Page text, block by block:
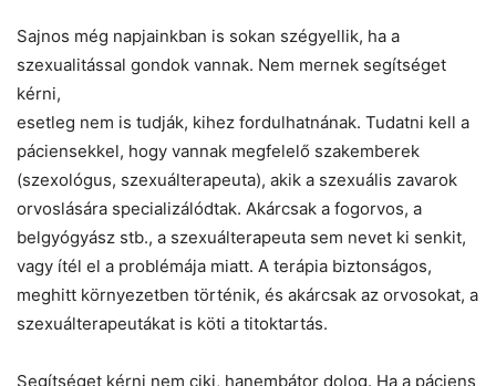
Sajnos még napjainkban is sokan szégyellik, ha a
szexualitással gondok vannak. Nem mernek segítséget
kérni,
esetleg nem is tudják, kihez fordulhatnának. Tudatni kell a
páciensekkel, hogy vannak megfelelő szakemberek
(szexológus, szexuálterapeuta), akik a szexuális zavarok
orvoslására specializálódtak. Akárcsak a fogorvos, a
belgyógyász stb., a szexuálterapeuta sem nevet ki senkit,
vagy ítél el a problémája miatt. A terápia biztonságos,
meghitt környezetben történik, és akárcsak az orvosokat, a
szexuálterapeutákat is köti a titoktartás.
Segítséget kérni nem ciki, hanembátor dolog. Ha a páciens